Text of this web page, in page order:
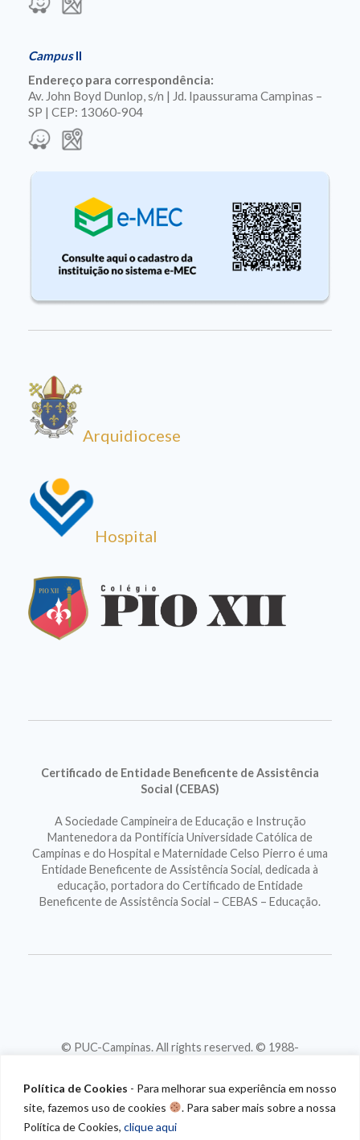
Política de Cookies - Para melhorar sua experiência em nosso
site, fazemos uso de cookies
. Para saber mais sobre a nossa
Política de Cookies, clique aqui
CampusII
Endereço para correspondência:
Av. John Boyd Dunlop, s/n | Jd. Ipaussurama Campinas –
SP | CEP: 13060-904
Arquidiocese
Hospital
Certificado de Entidade Beneficente de Assistência
Social (CEBAS)
A Sociedade Campineira de Educação e Instrução
Mantenedora da Pontifícia Universidade Católica de
Campinas e do Hospital e Maternidade Celso Pierro é uma
Entidade Beneficente de Assistência Social, dedicada à
educação, portadora do Certificado de Entidade
Beneficente de Assistência Social – CEBAS – Educação.
© PUC-Campinas. All rights reserved. © 1988-